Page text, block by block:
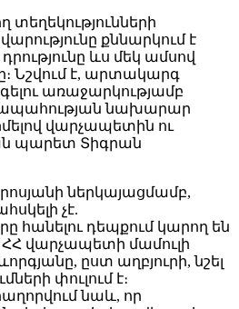
տեղեկությունների
քննարկում է
ևս մեկ ամսով
Նշվում է, արտակարգ
առաջարկությամբ
նախարար
վարչապետին ու
պարետ Տիգրան
ներկայացմամբ,
չէ.
հանելու դեպքում կարող են
ՀՀ վարչապետի մամուլի
ըստ աղբյուրի, նշել
փուլում է։
նաև, որ